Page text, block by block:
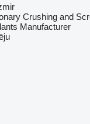
Crushing and
Manufacturer